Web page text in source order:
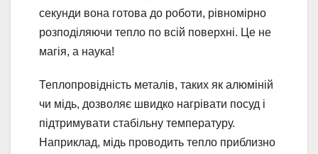
секунди вона готова до роботи, рівномірно
розподіляючи тепло по всій поверхні. Це не
магія, а наука!
Теплопровідність металів, таких як алюміній
чи мідь, дозволяє швидко нагрівати посуд і
підтримувати стабільну температуру.
Наприклад, мідь проводить тепло приблизно